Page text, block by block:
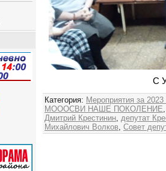
С
Категория: Мероприятия за 2023
МОООСВИ НАШЕ ПОКОЛЕНИЕ
Дмитрий Крестинин депутат
Михайлович Волков Совет